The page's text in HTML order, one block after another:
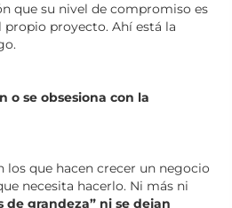
que su nivel de compromiso es
proyecto. Ahí está la
o se obsesiona con la
los que hacen crecer un negocio
necesita hacerlo. Ni más ni
de grandeza” ni se dejan